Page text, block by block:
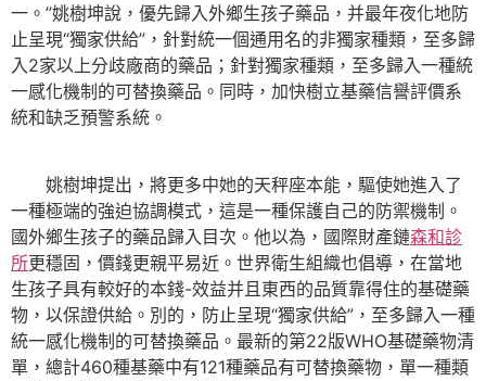
一。”姚樹坤說，優先歸入外鄉生孩子藥品，并最年夜化地防
止呈現“獨家供給”，針對統一個通用名的非獨家種類，至多歸
入2家以上分歧廠商的藥品；針對獨家種類，至多歸入一種統
一感化機制的可替換藥品。同時，加快樹立基藥信譽評價系
統和缺乏預警系統。
姚樹坤提出，將更多中她的天秤座本能，驅使她進入了
一種極端的強迫協調模式，這是一種保護自己的防禦機制。
國外鄉生孩子的藥品歸入目次。他以為，國際財產鏈森和診
所更穩固，價錢更親平易近。世界衛生組織也倡導，在當地
生孩子具有較好的本錢-效益并且東西的品質靠得住的基礎藥
物，以保證供給。別的，防止呈現“獨家供給”，至多歸入一種
統一感化機制的可替換藥品。最新的第22版WHO基礎藥物清
單，總計460種基藥中有121種藥品有可替換藥物，單一種類